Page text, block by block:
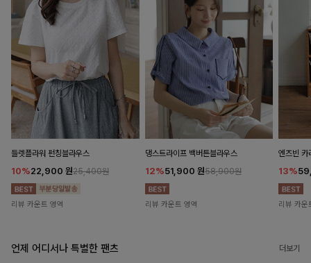
들렛플라워 펀칭블라우스
10%22,900 원25,400원
리뷰 카운트 영역
댕스트라이프 백버튼블라우스
12%51,900 원58,900원
리뷰 카운트 영역
엔즈빈
13%
리뷰 카운
언제 어디서나 특별한 팬츠 더보기